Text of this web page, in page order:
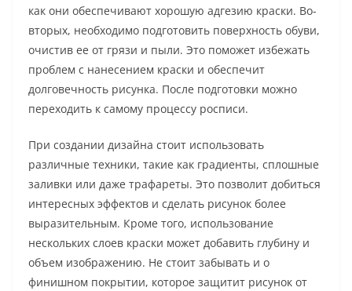
как они обеспечивают хорошую адгезию краски. Во-
вторых, необходимо подготовить поверхность обуви,
очистив ее от грязи и пыли. Это поможет избежать
проблем с нанесением краски и обеспечит
долговечность рисунка. После подготовки можно
переходить к самому процессу росписи.
При создании дизайна стоит использовать
различные техники, такие как градиенты, сплошные
заливки или даже трафареты. Это позволит добиться
интересных эффектов и сделать рисунок более
выразительным. Кроме того, использование
нескольких слоев краски может добавить глубину и
объем изображению. Не стоит забывать и о
финишном покрытии, которое защитит рисунок от